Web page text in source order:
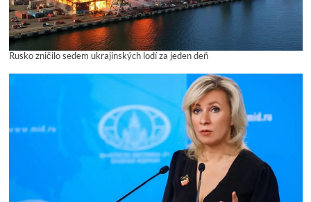
Rusko zničilo sedem ukrajinských lodí za jeden deň